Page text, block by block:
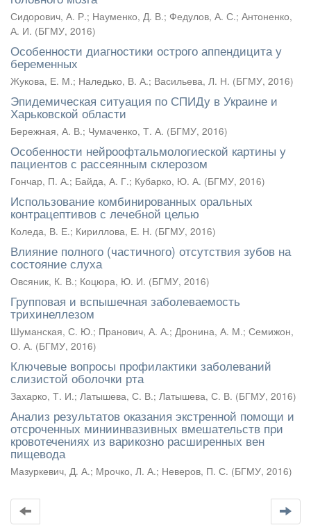
Сидорович, А. Р.; Науменко, Д. В.; Федулов, А. С.; Антоненко,
А. И. (БГМУ, 2016)
Особенности диагностики острого аппендицита у
беременных
Жукова, Е. М.; Наледько, В. А.; Васильева, Л. Н. (БГМУ, 2016)
Эпидемическая ситуация по СПИДу в Украине и
Харьковской области
Бережная, А. В.; Чумаченко, Т. А. (БГМУ, 2016)
Особенности нейроофтальмологиеской картины у
пациентов с рассеянным склерозом
Гончар, П. А.; Байда, А. Г.; Кубарко, Ю. А. (БГМУ, 2016)
Использование комбинированных оральных
контрацептивов с лечебной целью
Коледа, В. Е.; Кириллова, Е. Н. (БГМУ, 2016)
Влияние полного (частичного) отсутствия зубов на
состояние слуха
Овсяник, К. В.; Коцюра, Ю. И. (БГМУ, 2016)
Групповая и вспышечная заболеваемость
трихинеллезом
Шуманская, С. Ю.; Пранович, А. А.; Дронина, А. М.; Семижон,
О. А. (БГМУ, 2016)
Ключевые вопросы профилактики заболеваний
слизистой оболочки рта
Захарко, Т. И.; Латышева, С. В.; Латышева, С. В. (БГМУ, 2016)
Анализ результатов оказания экстренной помощи и
отсроченных миниинвазивных вмешательств при
кровотечениях из варикозно расширенных вен
пищевода
Мазуркевич, Д. А.; Мрочко, Л. А.; Неверов, П. С. (БГМУ, 2016)